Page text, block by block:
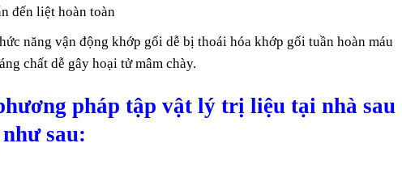
đến liệt hoàn toàn
năng vận động khớp gối dễ bị thoái hóa khớp gối tuần hoàn máu
chất dễ gây hoại tử mâm chày.
pháp tập vật lý trị liệu tại nhà sau
sau: